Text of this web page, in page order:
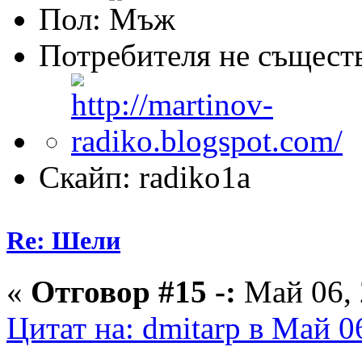
Пол:
Потребителя не
Скайп: radiko1a
Re: Шели
« Отговор #15 -: Май 06,
Цитат на: dmitarp в Май